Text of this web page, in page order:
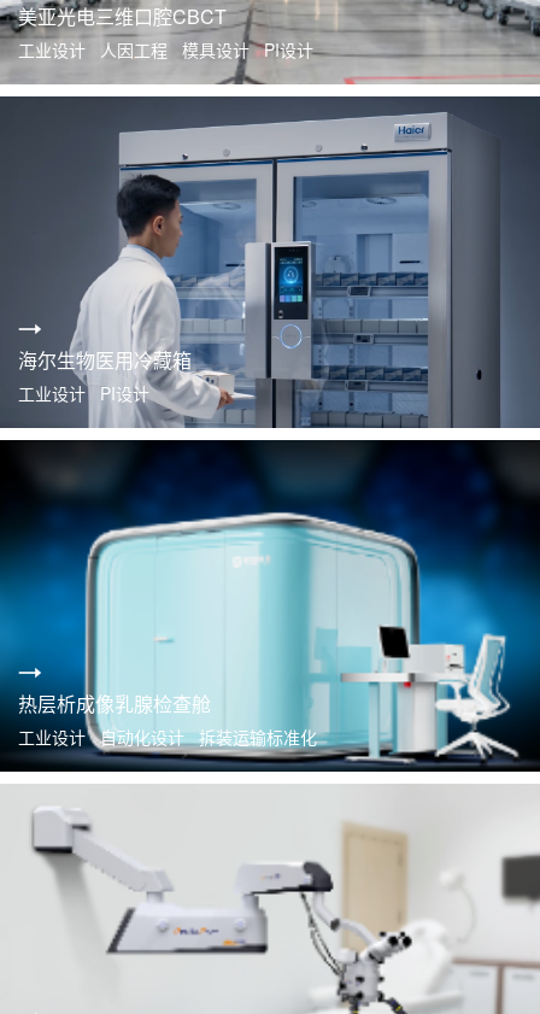
美亚光电三维口腔CBCT
工业设计 人因工程 模具设计 PI设计
海尔生物医用冷藏箱
工业设计 PI设计
热层析成像乳腺检查舱
工业设计 自动化设计 拆装运输标准化